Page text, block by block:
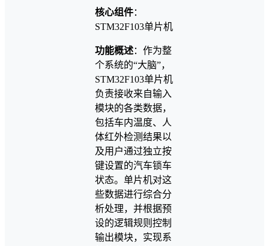
核心组件：
STM32F103单片机
功能概述：作为整
个系统的“大脑”，
STM32F103单片机
负责接收来自输入
模块的各类数据，
包括车内温度、人
体红外检测结果以
及用户通过独立按
键设置的汽车锁车
状态。单片机对这
些数据进行综合分
析处理，并根据预
设的逻辑规则控制
输出模块，实现系